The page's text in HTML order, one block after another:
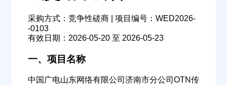
采购方式：竞争性磋商 | 项目编号：WED2026-
-0103
有效日期：2026-05-20 至 2026-05-23
一、项目名称
中国广电山东网络有限公司济南市分公司OTN传